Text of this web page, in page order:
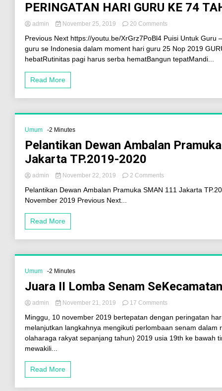
PERINGATAN HARI GURU KE 74
admin November 25, 2019 20 Comments
Previous Next https://youtu.be/XrGrz7PoBl4 Puisi Untuk Guru
guru se Indonesia dalam moment hari guru 25 Nop 2019
hebatRutinitas pagi harus serba hematBangun tepatMandi...
Read More
Umum -2 Minutes
Pelantikan Dewan Ambalan
Jakarta TP.2019-2020
admin November 22, 2019 2 Comments
Pelantikan Dewan Ambalan Pramuka SMAN 111 Jakarta
November 2019 Previous Next...
Read More
Umum -2 Minutes
Juara II Lomba Senam
admin November 21, 2019 17 Comments
Minggu, 10 november 2019 bertepatan dengan peringatan
melanjutkan langkahnya mengikuti perlombaan senam dalam
olaharaga rakyat sepanjang tahun) 2019 usia 19th ke bawah
mewakili...
Read More